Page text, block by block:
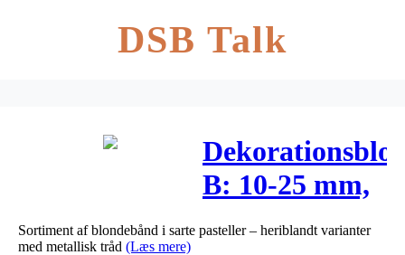
DSB Talk
B: 10-25 mm,
ass. farver,
Sortiment af blondebånd i sarte pasteller – heriblandt varianter
med metallisk tråd (Læs mere)